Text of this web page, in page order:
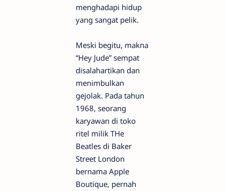
menghadapi hidup
yang sangat pelik.
Meski begitu, makna
“Hey Jude” sempat
disalahartikan dan
menimbulkan
gejolak. Pada tahun
1968, seorang
karyawan di toko
ritel milik THe
Beatles di Baker
Street London
bernama Apple
Boutique, pernah